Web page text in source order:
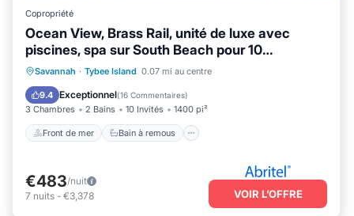
Copropriété
Ocean View, Brass Rail, unité de luxe avec
piscines, spa sur South Beach pour 10
personnes
Savannah · Tybee Island 0.07 mi au centre
9.4 Exceptionnel(16 Commentaires)
3 Chambres 2 Bains 10 Invités 1400 pi²
Front de mer Bain à remous
Front de mer
Bain à remous
Cheminée/Chauffage
€483/nuit
7 nuits - €3,378 VOIR L’OFFRE